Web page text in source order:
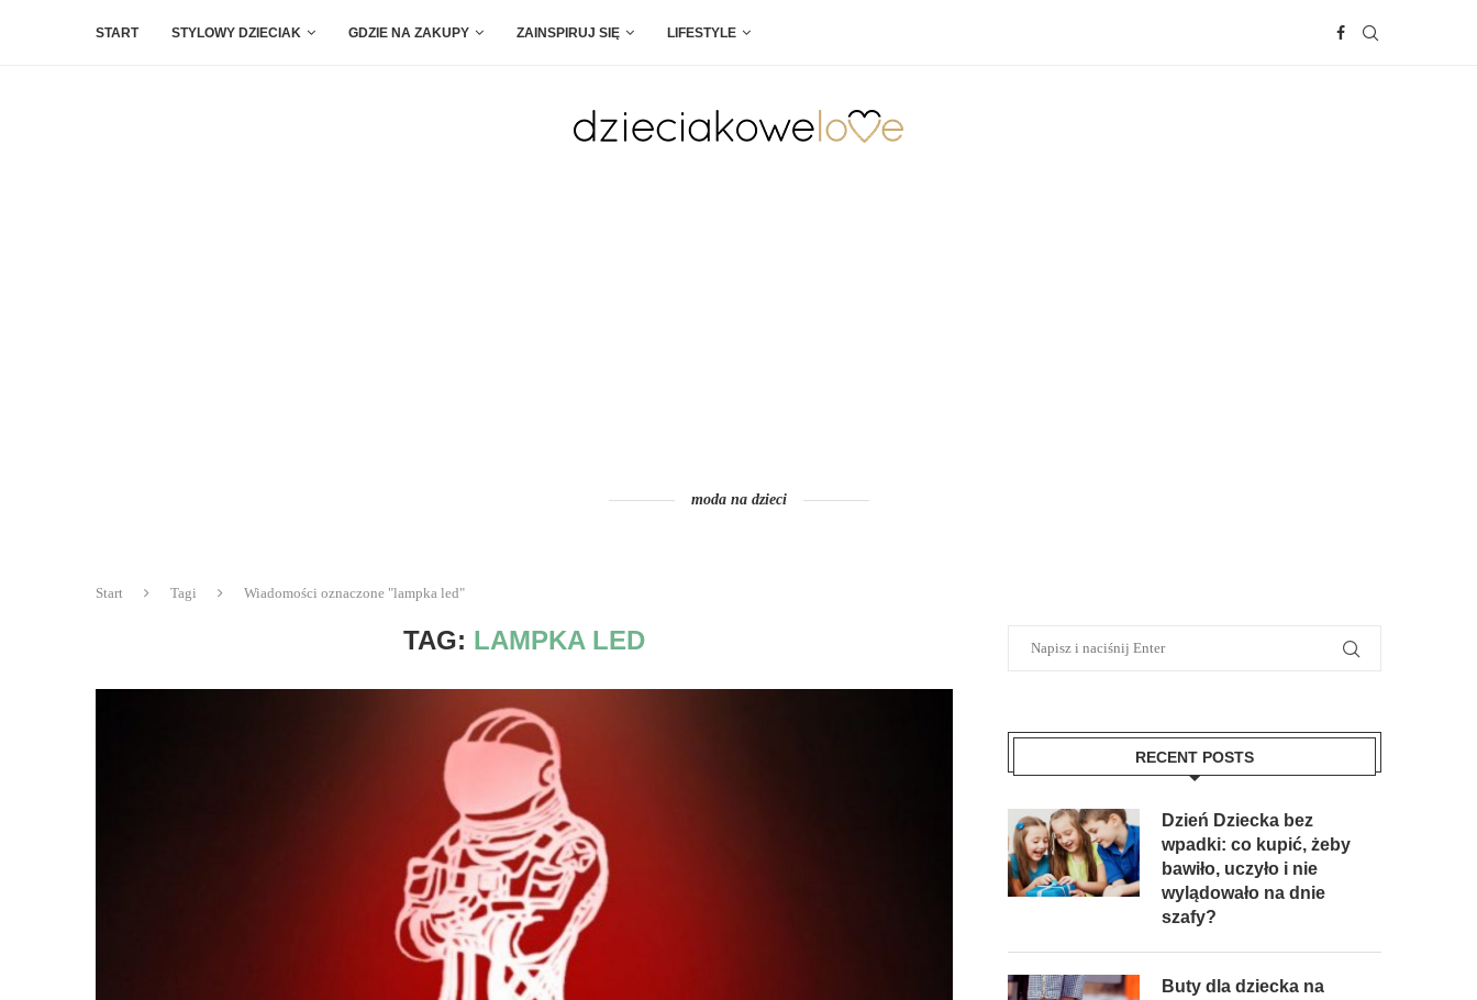
START STYLOWY DZIECIAK GDZIE NA ZAKUPY ZAINSPIRUJ SIĘ LIFESTYLE
moda na dzieci
Start Tagi Wiadomości oznaczone "lampka led"
TAG: LAMPKA LED
RECENT POSTS
Dzień Dziecka bez
wpadki: co kupić, żeby
bawiło, uczyło i nie
wylądowało na dnie
szafy?
Buty dla dziecka na